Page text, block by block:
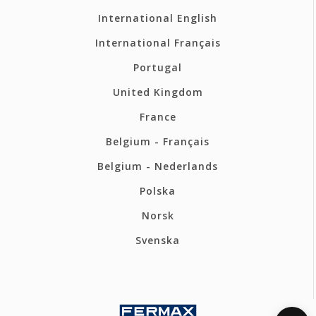
International English
International Français
Portugal
United Kingdom
France
Belgium - Français
Belgium - Nederlands
Polska
Norsk
Svenska